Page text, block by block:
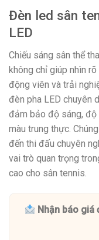
Đèn led sân
LED
Chiếu sáng sân thể
không chỉ giúp nhìn
động viên và trải
đèn pha LED chuyên
đảm bảo độ sáng, độ
màu trung thực.
đến thi đấu chuyên
vai trò quan trọng
cao cho sân tennis.
Nhận báo giá